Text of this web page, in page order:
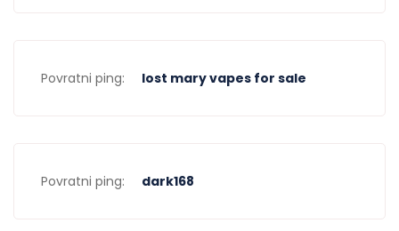
Povratni ping: lost mary vapes for sale
Povratni ping: dark168